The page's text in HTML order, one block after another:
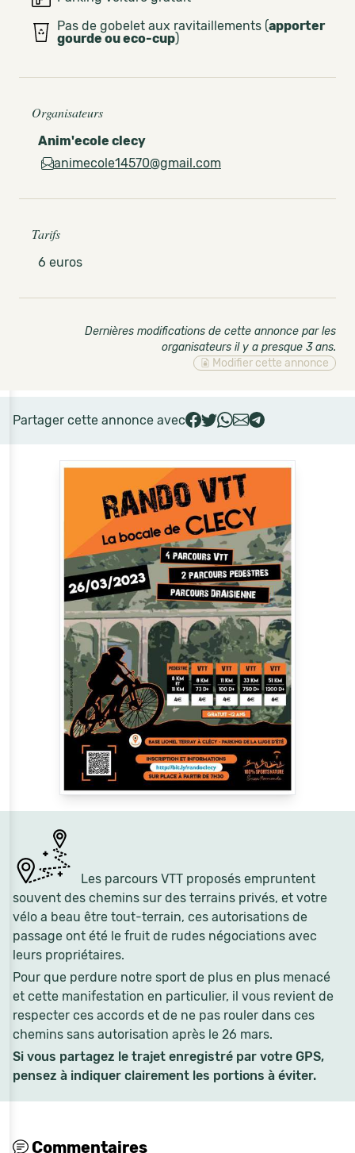
Les parcours VTT proposés empruntent
souvent des chemins sur des terrains privés, et votre
vélo a beau être tout-terrain, ces autorisations de
passage ont été le fruit de rudes négociations avec
leurs propriétaires.
Pour que perdure notre sport de plus en plus menacé
et cette manifestation en particulier, il vous revient de
respecter ces accords et de ne pas rouler dans ces
chemins sans autorisation après le 26 mars.
Si vous partagez le trajet enregistré par votre GPS,
pensez à indiquer clairement les portions à éviter.
Pas de gobelet aux ravitaillements (apporter
gourde ou eco-cup)
Organisateurs
Anim'ecole clecy
animecole14570@gmail.com
Tarifs
6 euros
Dernières modifications de cette annonce par les
organisateurs il y a presque 3 ans.
Modifier cette annonce
Partager cette annonce avec
Commentaires